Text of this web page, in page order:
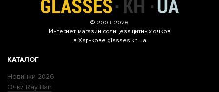
© 2009-2026
Интернет-магазин солнцезащитных очков
в Харькове glasses.kh.ua
КАТАЛОГ
Новинки 2026
Очки Ray Ban